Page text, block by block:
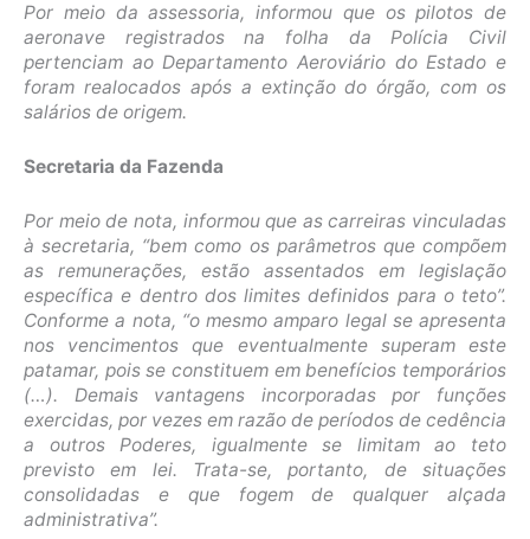
Por meio da assessoria, informou que os pilotos de
aeronave registrados na folha da Polícia Civil
pertenciam ao Departamento Aeroviário do Estado e
foram realocados após a extinção do órgão, com os
salários de origem.
Secretaria da Fazenda
Por meio de nota, informou que as carreiras vinculadas
à secretaria, “bem como os parâmetros que compõem
as remunerações, estão assentados em legislação
específica e dentro dos limites definidos para o teto”.
Conforme a nota, “o mesmo amparo legal se apresenta
nos vencimentos que eventualmente superam este
patamar, pois se constituem em benefícios temporários
(…). Demais vantagens incorporadas por funções
exercidas, por vezes em razão de períodos de cedência
a outros Poderes, igualmente se limitam ao teto
previsto em lei. Trata-se, portanto, de situações
consolidadas e que fogem de qualquer alçada
administrativa”.